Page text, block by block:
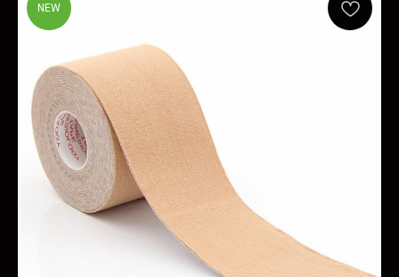
NEW
AEROBICS.SHOP@YA.RU
ГЛАВНАЯ
КАТАЛОГ ТОВАРОВ
УСЛУГИ
ОПЛАТА И ДОСТАВКА
СОТРУДНИЧЕСТВО